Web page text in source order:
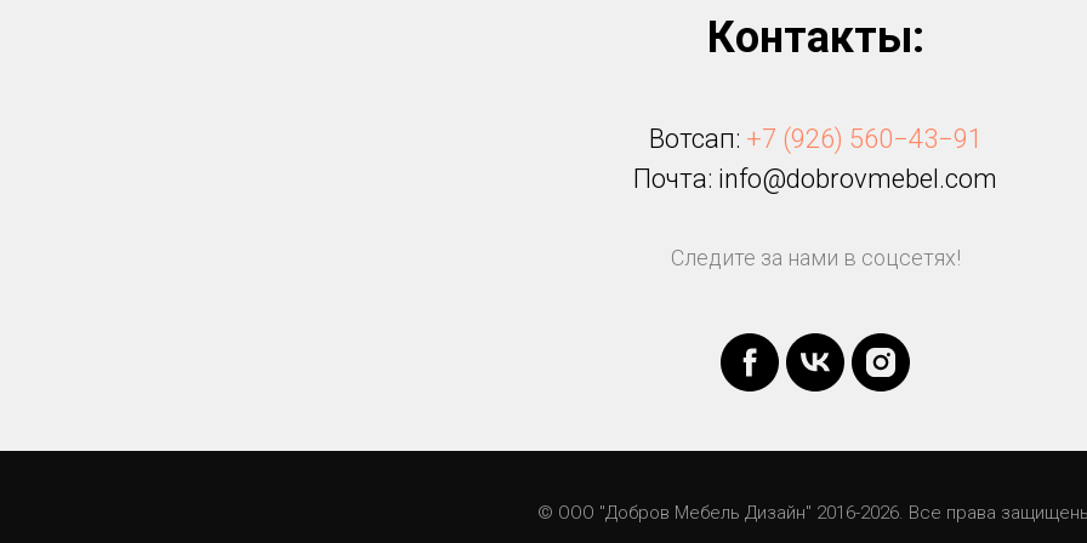
Контакты:
Вотсап: +7 (926) 560−43−91
Почта: info@dobrovmebel.com
Следите за нами в соцсетях!
© ООО "Добров Мебель Дизайн" 2016-2026. Все права